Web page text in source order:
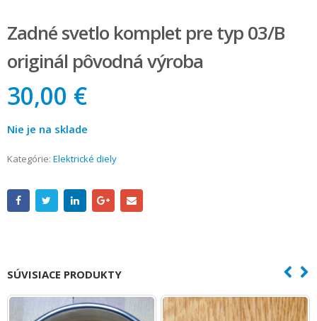
Zadné svetlo komplet pre typ 03/B
originál pôvodná výroba
30,00 €
Nie je na sklade
Kategórie: Elektrické diely
SÚVISIACE PRODUKTY